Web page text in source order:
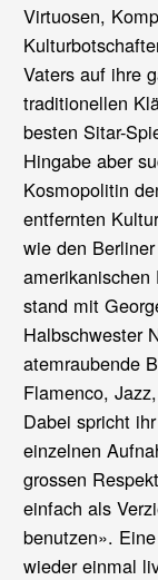
Virtuosen,
Vaters auf ihre
traditionellen
besten Sitar-
Hingabe aber
Kosmopolitin
entfernten
wie den
amerikanischen
stand mit
Halbschwester
atemraubende
Flamenco,
Dabei spricht
einzelnen
grossen
einfach als
benutzen».
wieder einmal